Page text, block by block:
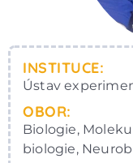
INSTITUCE:
Ústav
OBOR:
Biologie,
biologie,